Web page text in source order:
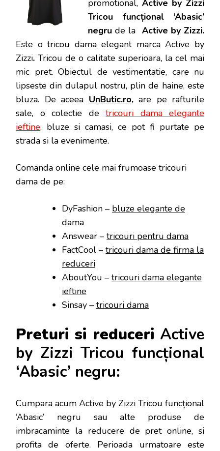
promotional, Active by Zizzi
Tricou funcțional ‘Abasic’
negrude la Active by Zizzi.
Este o tricou dama elegant marca Active by
Zizzi. Tricou de o calitate superioara, la cel mai
mic pret. Obiectul de vestimentatie, care nu
lipseste din dulapul nostru, plin de haine, este
bluza. De aceea UnButic.ro, are pe rafturile
sale, o colectie de tricouri dama elegante
ieftine, bluze si camasi, ce pot fi purtate pe
strada si la evenimente.
Comanda online cele mai frumoase tricouri
dama de pe:
DyFashion – bluze elegante de
dama
Answear – tricouri pentru dama
FactCool – tricouri dama de firma la
reduceri
AboutYou – tricouri dama elegante
ieftine
Sinsay – tricouri dama
Preturi si reduceri Active
by Zizzi Tricou funcțional
‘Abasic’ negru:
Cumpara acum Active by Zizzi Tricou funcțional
‘Abasic’ negru sau alte produse de
imbracaminte la reducere de pret online, si
profita de oferte. Perioada urmatoare este